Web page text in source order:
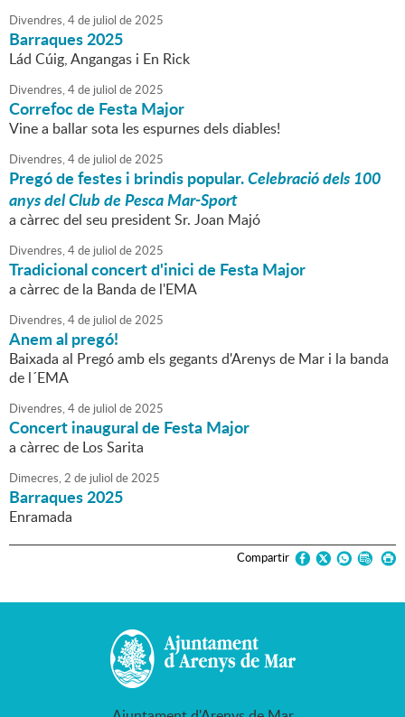
Divendres,4de juliol de2025
Barraques 2025
Lád Cúig, Angangas i En Rick
Divendres,4de juliol de2025
Correfoc de Festa Major
Vine a ballar sota les espurnes dels diables!
Divendres,4de juliol de2025
Pregó de festes i brindis popular.Celebració dels 100
anys del Club de Pesca Mar-Sport
a càrrec del seu president Sr. Joan Majó
Divendres,4de juliol de2025
Tradicional concert d'inici de Festa Major
a càrrec de la Banda de l'EMA
Divendres,4de juliol de2025
Anem al pregó!
Baixada al Pregó amb els gegants d'Arenys de Mar i la banda
de l´EMA
Divendres,4de juliol de2025
Concert inaugural de Festa Major
a càrrec de Los Sarita
Dimecres,2 de juliol de2025
Barraques 2025
Enramada
Compartir